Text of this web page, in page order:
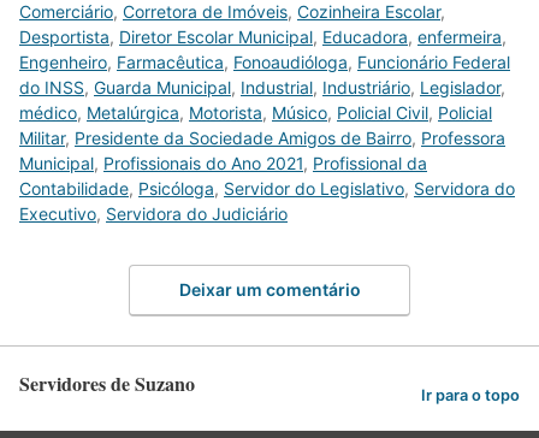
Comerciário, Corretora de Imóveis, Cozinheira Escolar,
Desportista, Diretor Escolar Municipal, Educadora, enfermeira,
Engenheiro, Farmacêutica, Fonoaudióloga, Funcionário Federal
do INSS, Guarda Municipal, Industrial, Industriário, Legislador,
médico, Metalúrgica, Motorista, Músico, Policial Civil, Policial
Militar, Presidente da Sociedade Amigos de Bairro, Professora
Municipal, Profissionais do Ano 2021, Profissional da
Contabilidade, Psicóloga, Servidor do Legislativo, Servidora do
Executivo, Servidora do Judiciário
Deixar um comentário
Servidores de Suzano Ir para o topo